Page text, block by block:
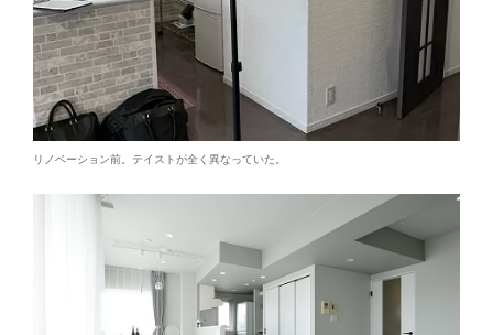
リノベーション前。テイストが全く異なっていた。